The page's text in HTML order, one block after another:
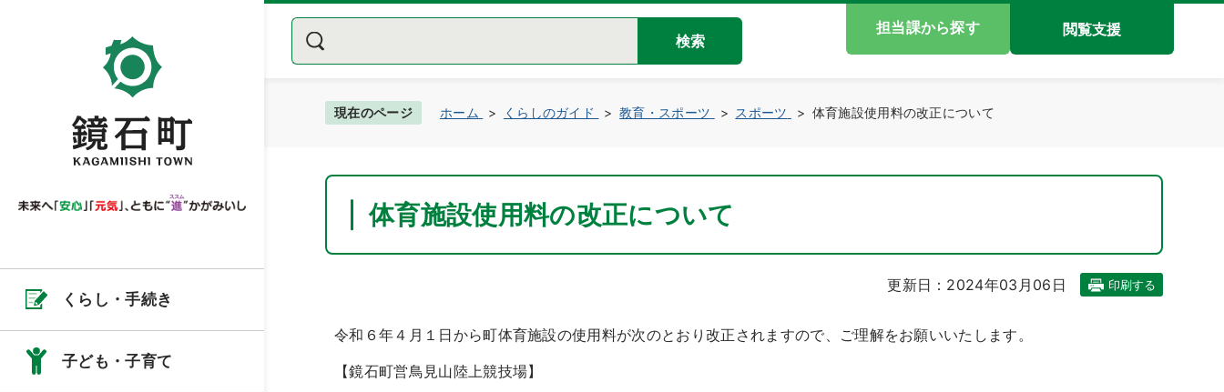
くらし・手続き
子ども・子育て
検索
担当課から探す 閲覧支援
現在のページ ホーム くらしのガイド 教育・スポーツ スポーツ 体育施設使用料の改正について
体育施設使用料の改正について
更新日：2024年03月06日 印刷する
令和６年４月１日から町体育施設の使用料が次のとおり改正されますので、ご理解をお願いいたします。
【鏡石町営鳥見山陸上競技場】